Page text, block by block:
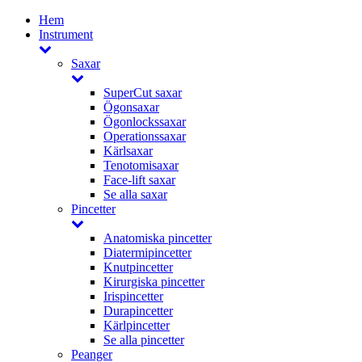
Hem
Instrument
Saxar
SuperCut saxar
Ögonsaxar
Ögonlockssaxar
Operationssaxar
Kärlsaxar
Tenotomisaxar
Face-lift saxar
Se alla saxar
Pincetter
Anatomiska pincetter
Diatermipincetter
Knutpincetter
Kirurgiska pincetter
Irispincetter
Durapincetter
Kärlpincetter
Se alla pincetter
Peanger